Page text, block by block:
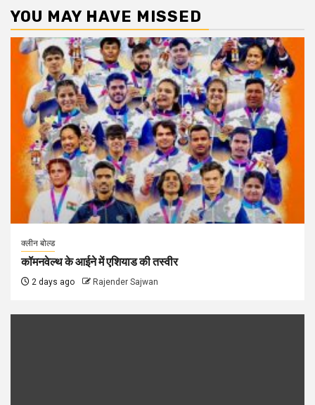
YOU MAY HAVE MISSED
क्लीन बोल्ड
कॉमनवेल्थ के आईने में एशियाड की तस्वीर
2 days ago Rajender Sajwan